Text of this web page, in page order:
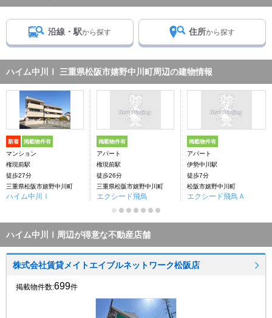
沿線・駅から探す 住所から探す
ハイム中川Ⅰ 三重県松阪市嬉野中川町周辺の建物情報
新着 掲載物件有
マンション
権現前駅
徒歩27分
三重県松阪市嬉野中川町
ハイム中川Ⅰ
掲載物件有
アパート
権現前駅
徒歩26分
三重県松阪市嬉野中川町
エクシード飛鳥
掲載物件有
アパート
伊勢中川駅
徒歩7分
松阪市嬉野中川町
エクシード飛鳥Ａ
ハイム中川Ⅰ周辺が得意な不動産店舗
株式会社賃貸メイトエイブルネットワーク松阪店
掲載物件数:699件